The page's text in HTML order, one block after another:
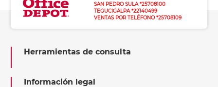
SAN PEDRO SULA *25708100
TEGUCIGALPA *22140499
VENTAS POR TELÉFONO *25708109
Herramientas de consulta
Información legal